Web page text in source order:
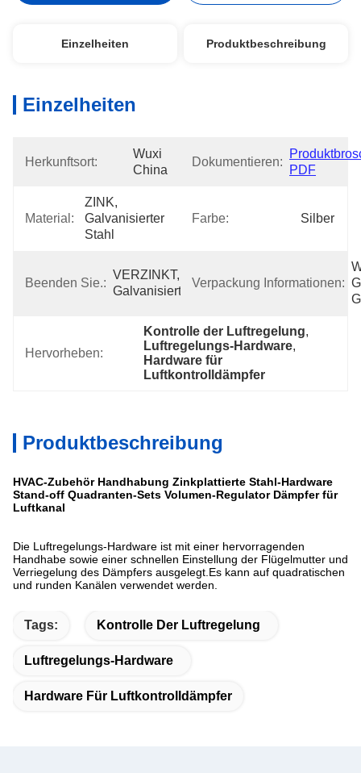
Einzelheiten Produktbeschreibung
Einzelheiten
Herkunftsort:
Wuxi
China
Dokumentieren:
PDF
Material:
ZINK,
Galvanisierter
Stahl
Farbe: Silber
Beenden Sie.:
VERZINKT,
Galvanisiert
Verpackung Informationen:
Hervorheben:
Kontrolle der Luftregelung,
Luftregelungs-Hardware,
Hardware für
Luftkontrolldämpfer
Produktbeschreibung
HVAC-Zubehör Handhabung Zinkplattierte Stahl-Hardware
Stand-off Quadranten-Sets Volumen-Regulator Dämpfer für
Luftkanal
Die Luftregelungs-Hardware ist mit einer hervorragenden
Handhabe sowie einer schnellen Einstellung der Flügelmutter und
Verriegelung des Dämpfers ausgelegt.Es kann auf quadratischen
und runden Kanälen verwendet werden.
Tags: Kontrolle Der Luftregelung
Luftregelungs-Hardware
Hardware Für Luftkontrolldämpfer